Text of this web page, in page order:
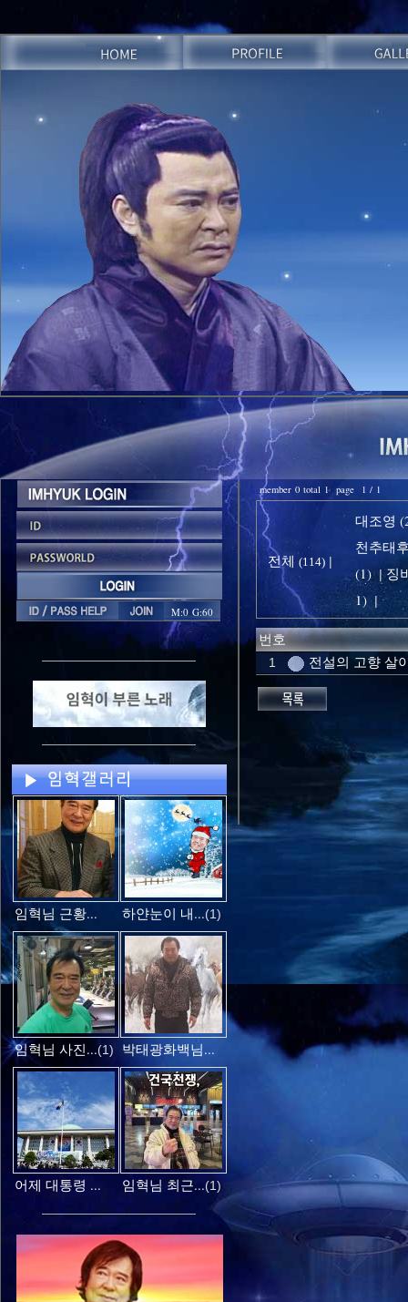
M:0 G:60
임혁님 근황... 하얀눈이 내...(1)
임혁님 사진...(1) 박태광화백님...
어제 대통령 ... 임혁님 최근...(1)
member 0 total 1 page 1 / 1
전체 (114) |
대조영
천추태
(1) | 징
1) |
번호
1 전설의 고향 살